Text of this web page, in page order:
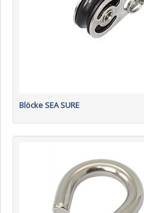
Blöcke SEA SURE